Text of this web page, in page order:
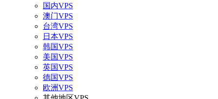
国内VPS
澳门VPS
台湾VPS
日本VPS
韩国VPS
美国VPS
英国VPS
德国VPS
欧洲VPS